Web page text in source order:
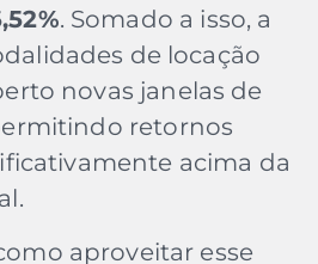
. Somado a isso, a
de locação
novas janelas de
retornos
acima da
aproveitar esse